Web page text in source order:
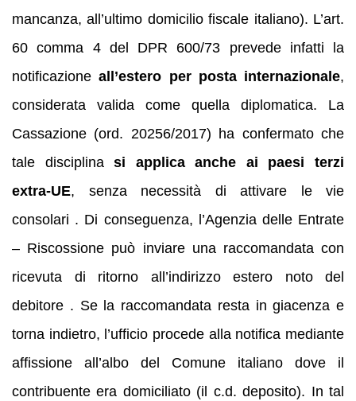
mancanza, all’ultimo domicilio fiscale italiano). L’art.
60 comma 4 del DPR 600/73 prevede infatti la
notificazioneall’estero per posta internazionale,
considerata valida come quella diplomatica. La
Cassazione (ord. 20256/2017) ha confermato che
tale disciplinasi applica anche ai paesi terzi
extra-UE, senza necessità di attivare le vie
consolari . Di conseguenza, l’Agenzia delle Entrate
– Riscossione può inviare una raccomandata con
ricevuta di ritorno all’indirizzo estero noto del
debitore . Se la raccomandata resta in giacenza e
torna indietro, l’ufficio procede alla notifica mediante
affissione all’albo del Comune italiano dove il
contribuente era domiciliato (il c.d. deposito). In tal